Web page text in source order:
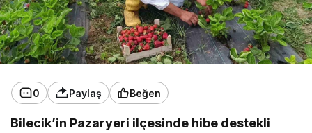
0 Paylaş Beğen
Bilecik’in Pazaryeri ilçesinde hibe destekli